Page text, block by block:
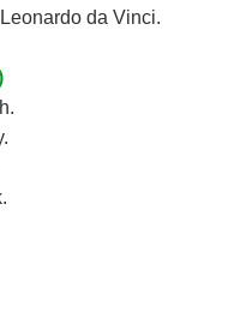
da Vinci.